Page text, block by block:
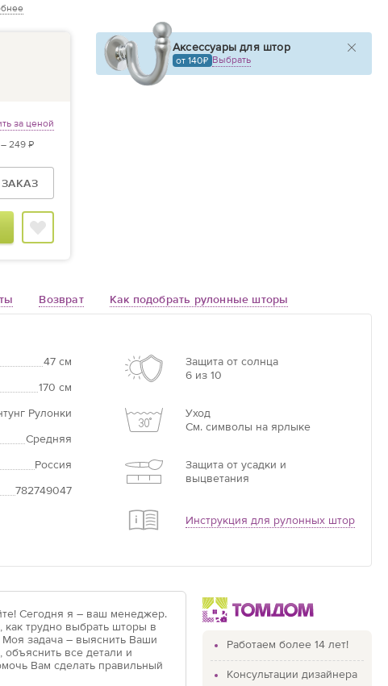
за ценой
249 ₽
Аксессуары для штор
от 140 Выбрать
Возврат Как подобрать рулонные шторы
47 см
170 см
Рулонки
Средняя
Россия
782749047
Защита от солнца
6 из 10
Уход
См. символы на ярлыке
Защита от усадки и
выцветания
Инструкция для рулонных штор
типа
шторы открытого типа представляют собой простую
состоящую из верхнего вала, полотна, нижней
планки и цепочки для управления. Крепление такой
к стене над окном, к потолку или внутри оконного
полотно накручивается на вал при помощи подъемного
планок с двух сторон полотна и короба, закрывающего вал.
такому устройству штора хорошо держит форму и надежно
от проникновения солнечных лучей в опущенном виде.
Сегодня я – ваш менеджер.
трудно выбрать шторы в
Моя задача – выяснить Ваши
объяснить все детали и
Вам сделать правильный
Работаем более 14 лет!
Консультации дизайнера